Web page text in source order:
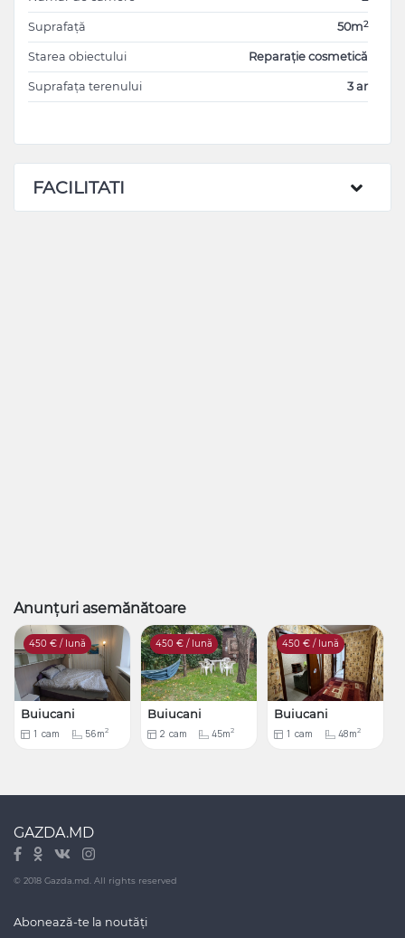
Suprafață 50m2
Starea obiectului Reparație cosmetică
Suprafața terenului 3 ar
FACILITATI
Anunțuri asemănătoare
450 € / lună
Buiucani
1 cam 56m2
450 € / lună
Buiucani
2 cam 45m2
450 € / lună
Buiucani
1 cam 48m2
GAZDA.MD
© 2018 Gazda.md. All rights reserved
Abonează-te la noutăți